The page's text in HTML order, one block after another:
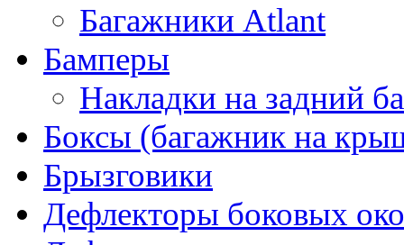
Багажники Atlant
Бамперы
Накладки на задний
Боксы (багажник на
Брызговики
Дефлекторы боковых